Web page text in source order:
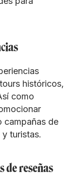
históricos,
como
campañas de
turistas.
reseñas